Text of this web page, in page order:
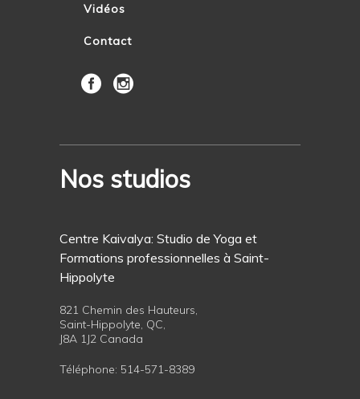
Vidéos
Contact
Nos studios
Centre Kaivalya: Studio de Yoga et
Formations professionnelles à Saint-
Hippolyte
821 Chemin des Hauteurs,
Saint-Hippolyte, QC,
J8A 1J2 Canada
Téléphone: 514-571-8389